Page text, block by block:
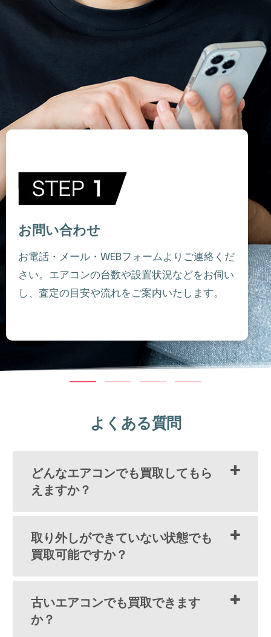
お問い合わせ
お電話・メール・WEBフォームよりご連絡くだ
さい。エアコンの台数や設置状況などをお伺い
し、査定の目安や流れをご案内いたします。
よくある質問
どんなエアコンでも買取してもら
えますか？
取り外しができていない状態でも
買取可能ですか？
古いエアコンでも買取できます
か？